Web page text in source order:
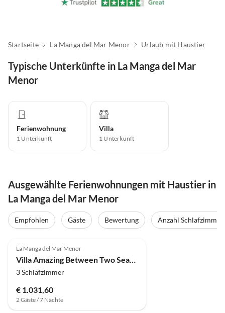
Startseite La Manga del Mar Menor Urlaub mit Haustier
Typische Unterkünfte in La Manga del Mar
Menor
Ferienwohnung
1 Unterkunft
Villa
1 Unterkunft
Ausgewählte Ferienwohnungen mit Haustier in
La Manga del Mar Menor
Empfohlen Gäste Bewertung Anzahl Schlafzimmer
La Manga del Mar Menor
3 Schlafzimmer
€ 1.031,60
2 Gäste / 7 Nächte